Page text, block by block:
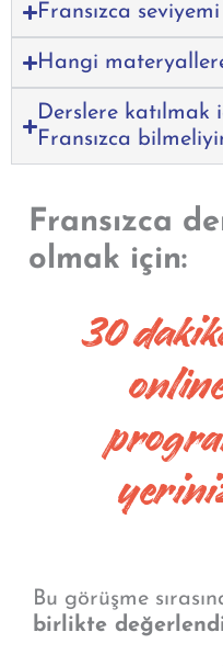
Fransızca
Hangi
Derslere katılmak
Fransızca
Fransızca
olmak için:
30
Bu görüşme
birlikte